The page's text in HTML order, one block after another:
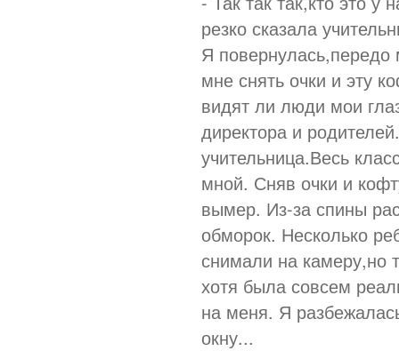
резко сказала
Я повернулась,передо
мне снять очки и эту
видят ли люди мои
директора и
учительница.Весь
мной. Сняв очки и
вымер. Из-за спины
обморок. Несколько
снимали на камеру,но
хотя была совсем
на меня. Я
окну...